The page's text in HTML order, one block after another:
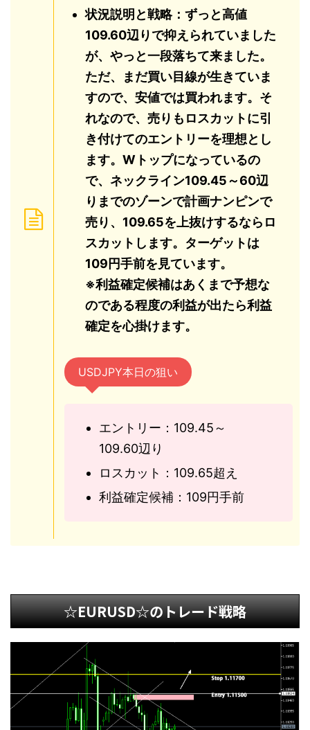
状況説明と戦略：ずっと高値
109.60辺りで抑えられていました
が、やっと一段落ちて来ました。
ただ、まだ買い目線が生きていま
すので、安値では買われます。そ
れなので、売りもロスカットに引
き付けてのエントリーを理想とし
ます。Wトップになっているの
で、ネックライン109.45～60辺
りまでのゾーンで計画ナンピンで
売り、109.65を上抜けするならロ
スカットします。ターゲットは
109円手前を見ています。
※利益確定候補はあくまで予想な
のである程度の利益が出たら利益
確定を心掛けます。
USDJPY本日の狙い
エントリー：109.45～
109.60辺り
ロスカット：109.65超え
利益確定候補：109円手前
☆EURUSD☆のトレード戦略